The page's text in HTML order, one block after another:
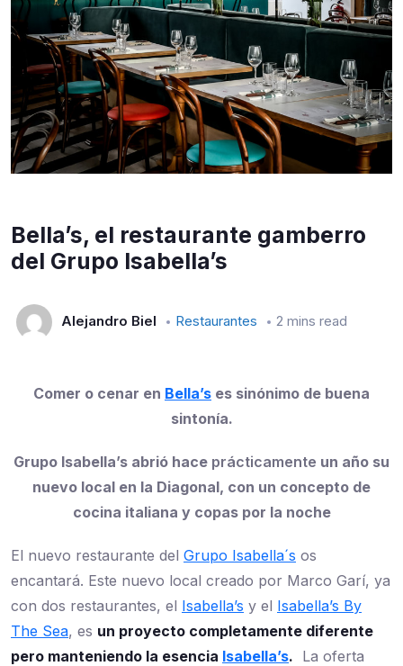
Bella’s, el restaurante gamberro
del Grupo Isabella’s
Alejandro Biel Restaurantes 2 mins read
Comer o cenar en Bella’s es sinónimo de buena
sintonía.
Grupo Isabella’s abrió hace prácticamente un año su
nuevo local en la Diagonal, con un concepto de
cocina italiana y copas por la noche
El nuevo restaurante del Grupo Isabella´s os
encantará. Este nuevo local creado por Marco Garí, ya
con dos restaurantes, el Isabella’s y el Isabella’s By
The Sea, es un proyecto completamente diferente
pero manteniendo la esencia Isabella’s. La oferta